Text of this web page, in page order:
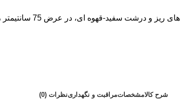
شرح کالامشخصاتمراقبت و نگهدارینظرات (0)